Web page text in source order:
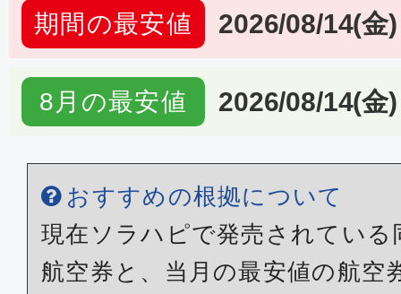
期間の最安値 2026/08/14(金)
8月の最安値 2026/08/14(金)
おすすめの根拠について
現在ソラハピで発売されている
航空券と、当月の最安値の航空